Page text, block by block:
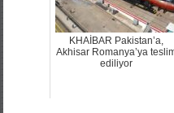
KHAİBAR Pakistan’a,
Akhisar Romanya’ya
ediliyor